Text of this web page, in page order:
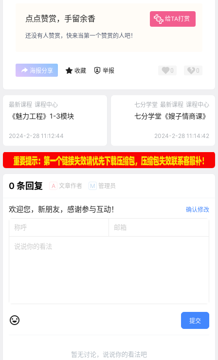
点点赞赏，手留余香 给TA打赏
还没有人赞赏，快来当第一个赞赏的人吧！
海报分享 收藏 举报 0 0
最新课程 课程中心
《魅力工程》1-3模块
2024-2-28 11:12:44
七分学堂 最新课程 课程中心
七分学堂《嫂子情商课》
2024-2-28 11:14:42
0 条回复 A 文章作者 M 管理员
欢迎您，新朋友，感谢参与互动！ 确认修改
提交
暂无讨论，说说你的看法吧